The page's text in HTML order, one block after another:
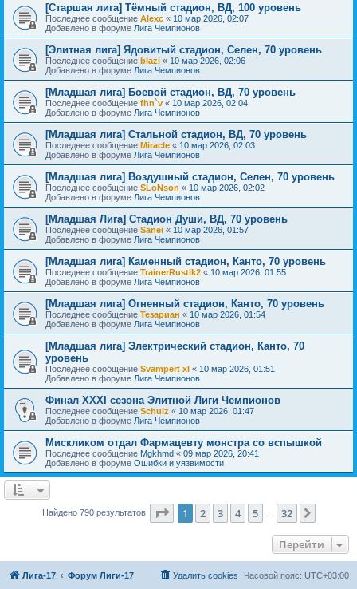
[Старшая лига] Тёмный стадион, ВД, 100 уровень
Последнее сообщение Alexс « 10 мар 2026, 02:07
Добавлено в форуме Лига Чемпионов
[Элитная лига] Ядовитый стадион, Селен, 70 уровень
Последнее сообщение blazi « 10 мар 2026, 02:06
Добавлено в форуме Лига Чемпионов
[Младшая лига] Боевой стадион, ВД, 70 уровень
Последнее сообщение fhn`v « 10 мар 2026, 02:04
Добавлено в форуме Лига Чемпионов
[Младшая лига] Стальной стадион, ВД, 70 уровень
Последнее сообщение Miracle « 10 мар 2026, 02:03
Добавлено в форуме Лига Чемпионов
[Младшая лига] Воздушный стадион, Селен, 70 уровень
Последнее сообщение SLoNson « 10 мар 2026, 02:02
Добавлено в форуме Лига Чемпионов
[Младшая Лига] Стадион Души, ВД, 70 уровень
Последнее сообщение Sanei « 10 мар 2026, 01:57
Добавлено в форуме Лига Чемпионов
[Младшая лига] Каменный стадион, Канто, 70 уровень
Последнее сообщение TrainerRustik2 « 10 мар 2026, 01:55
Добавлено в форуме Лига Чемпионов
[Младшая лига] Огненный стадион, Канто, 70 уровень
Последнее сообщение Тезариан « 10 мар 2026, 01:54
Добавлено в форуме Лига Чемпионов
[Младшая лига] Электрический стадион, Канто, 70
уровень
Последнее сообщение Svampert xl « 10 мар 2026, 01:51
Добавлено в форуме Лига Чемпионов
Финал XXXI сезона Элитной Лиги Чемпионов
Последнее сообщение Schulz « 10 мар 2026, 01:47
Добавлено в форуме Лига Чемпионов
Мискликом отдал Фармацевту монстра со вспышкой
Последнее сообщение Mgkhmd « 09 мар 2026, 20:41
Добавлено в форуме Ошибки и уязвимости
Найдено 790 результатов Страница из 32
1 2 3 4 5 32
Перейти
Лига-17 Форум Лиги-17 Часовой пояс: UTC+03:00
Удалить cookies